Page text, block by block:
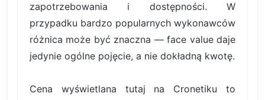
zapotrzebowania i dostępności. W
przypadku bardzo popularnych wykonawców
różnica może być znaczna — face value daje
jedynie ogólne pojęcie, a nie dokładną kwotę.
Cena wyświetlana tutaj na Cronetiku to